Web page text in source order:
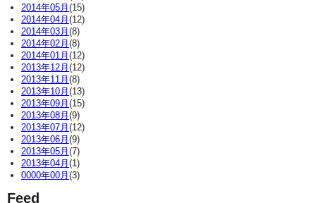
2014年05月 (15)
2014年04月 (12)
2014年03月 (8)
2014年02月 (8)
2014年01月 (12)
2013年12月 (12)
2013年11月 (8)
2013年10月 (13)
2013年09月 (15)
2013年08月 (9)
2013年07月 (12)
2013年06月 (9)
2013年05月 (7)
2013年04月 (1)
0000年00月 (3)
Feed